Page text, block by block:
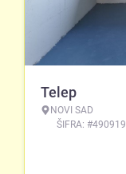
Telep
NOVI SAD
ŠIFRA: #490919